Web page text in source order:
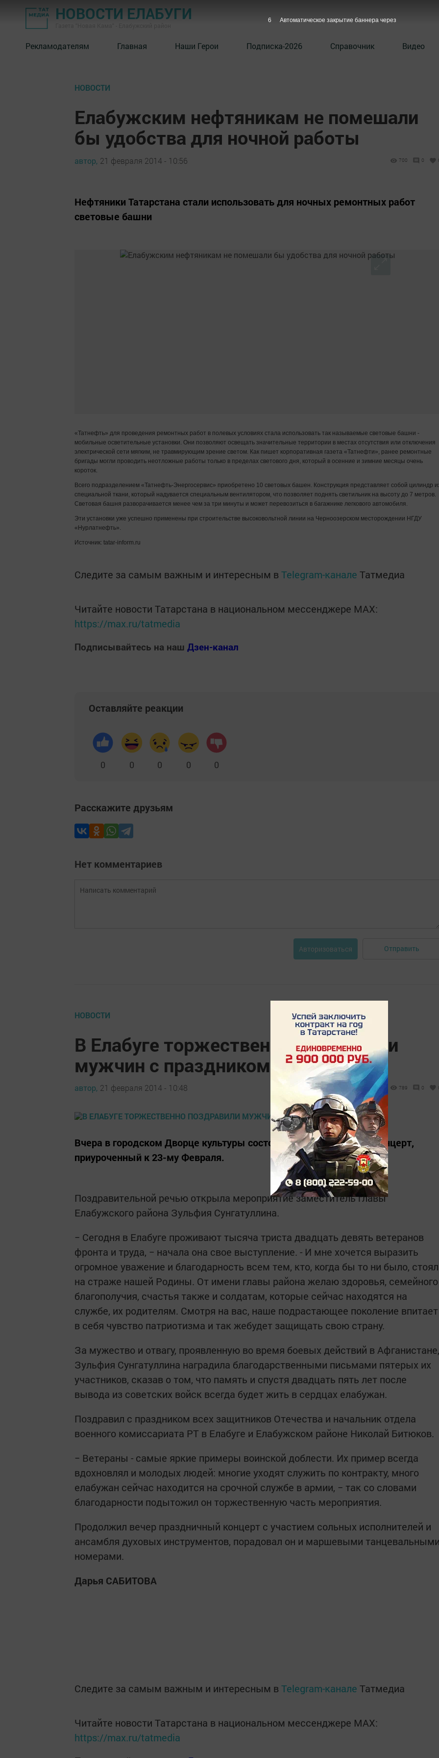
НОВОСТИ ЕЛАБУГИ
Рекламодателям Главная Наши Герои Подписка-2026 Справочник Видео
НОВОСТИ
Елабужским нефтяникам не помешали
бы удобства для ночной работы
автор, 21 февраля 2014 - 10:56 700 0
Нефтяники Татарстана стали использовать для ночных ремонтных работ
световые башни
«Татнефть» для проведения ремонтных работ в полевых условиях стала использовать так называемые световые башни -
мобильные осветительные установки. Они позволяют освещать значительные территории в местах отсутствия или отключения
электрической сети мягким, не травмирующим зрение светом. Как пишет корпоративная газета «Татнефти», ранее ремонтные
бригады могли проводить неотложные работы только в пределах светового дня, который в осенние и зимние месяцы очень
короток.
Всего подразделением «Татнефть-Энергосервис» приобретено 10 световых башен. Конструкция представляет собой цилиндр
специальной ткани, который надувается специальным вентилятором, что позволяет поднять светильник на высоту до 7 метров.
Световая башня разворачивается менее чем за три минуты и может перевозиться в багажнике легкового автомобиля.
Эти установки уже успешно применены при строительстве высоковольтной линии на Черноозерском месторождении НГДУ
«Нурлатнефть».
Источник: tatar-inform.ru
Следите за самым важным и интересным в Telegram-канале Татмедиа
Читайте новости Татарстана в национальном мессенджере MАХ:
https://max.ru/tatmedia
Подписывайтесь на наш Дзен-канал
Оставляйте реакции
0 0 0 0 0
Расскажите друзьям
Нет комментариев
Авторизоваться Отправить
НОВОСТИ
В Елабуге торжественно поздравили
мужчин с праздником [+фото]
автор, 21 февраля 2014 - 10:48 789 0
Вчера в городском Дворце культуры состоялся торжественный концерт,
приуроченный к 23-му Февраля.
Поздравительной речью открыла мероприятие заместитель главы
Елабужского района Зульфия Сунгатуллина.
− Сегодня в Елабуге проживают тысяча триста двадцать девять ветеранов
фронта и труда, − начала она свое выступление. - И мне хочется выразить
огромное уважение и благодарность всем тем, кто, когда бы то ни было, стоял
на страже нашей Родины. От имени главы района желаю здоровья, семейного
благополучия, счастья также и солдатам, которые сейчас находятся на
службе, их родителям. Смотря на вас, наше подрастающее поколение впитает
в себя чувство патриотизма и так жебудет защищать свою страну.
За мужество и отвагу, проявленную во время боевых действий в Афганистане,
Зульфия Сунгатуллина наградила благодарственными письмами пятерых их
участников, сказав о том, что память и спустя двадцать пять лет после
вывода из советских войск всегда будет жить в сердцах елабужан.
Поздравил с праздником всех защитников Отечества и начальник отдела
военного комиссариата РТ в Елабуге и Елабужском районе Николай Битюков.
− Ветераны - самые яркие примеры воинской доблести. Их пример всегда
вдохновлял и молодых людей: многие уходят служить по контракту, много
елабужан сейчас находится на срочной службе в армии, − так со словами
благодарности подытожил он торжественную часть мероприятия.
Продолжил вечер праздничный концерт с участием сольных исполнителей и
ансамбля духовых инструментов, порадовал он и маршевыми
номерами.
Дарья САБИТОВА
Следите за самым важным и интересным в Telegram-канале Татмедиа
Читайте новости Татарстана в национальном мессенджере MАХ:
https://max.ru/tatmedia
5 Автоматическое закрытие баннера через